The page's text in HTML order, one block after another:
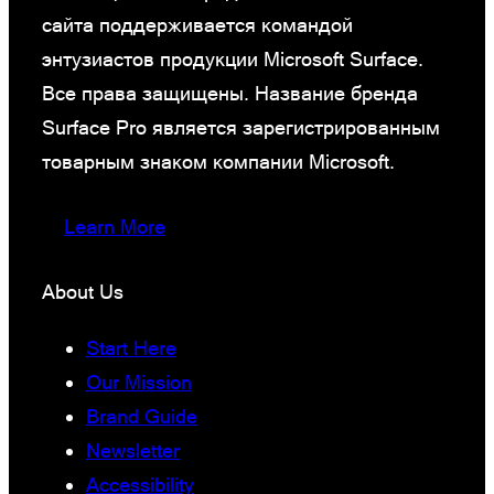
сайта поддерживается командой
энтузиастов продукции Microsoft Surface.
Все права защищены. Название бренда
Surface Pro является зарегистрированным
товарным знаком компании Microsoft.
Learn More
About Us
Start Here
Our Mission
Brand Guide
Newsletter
Accessibility